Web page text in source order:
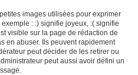
images utilisées pour exprimer
: :) signifie joyeux, :( signifie
visible sur la page de rédaction de
en abuser. Ils peuvent rapidement
peut décider de les retirer ou
peut aussi avoir défini un